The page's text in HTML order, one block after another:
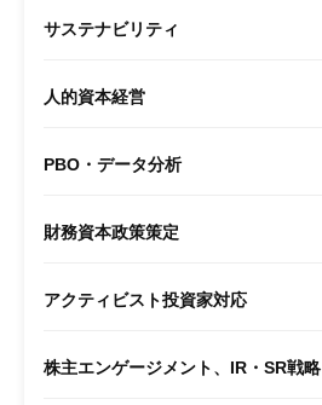
サステナビリティ
人的資本経営
PBO・データ分析
財務資本政策策定
アクティビスト投資家対応
株主エンゲージメント、IR・SR戦略